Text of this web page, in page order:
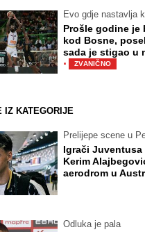
Evo gdje nastavlja
Prošle godine je
kod Bosne,
sada je stigao u
· ZVANIČNO
IZ KATEGORIJE
Prelijepe scene u
Igrači
Kerim
aerodrom u
Odluka je pala